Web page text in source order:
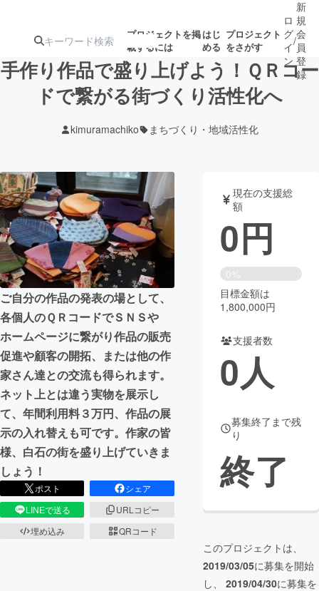
プロジェクトを掲
載するには
はじ
める
プロジェクト
をさがす
ターン
ジェクト
募集終了が近いプ
ロジェクト
されます
アート・写真 音楽
テクノロジー・ガジェット ゲーム・サ
映像・映画 書籍・雑誌
ビジネス・起業 チャレンジ
まちづくり・地域活性化
CAMPFIRE for Social Good
CAMPFIRE Creation
CAMPFIREふるさと納税machi-ya
ロ
グ
イ
ン
/
新
規
会
員
登
録
手作り作品で盛り上げよう！ＱＲコー
ドで繋がる街づくり活性化へ
kimuramachiko まちづくり・地域活性化
ご自分の作品の発表の場として、
各個人のＱＲコードでＳＮＳや
ホームページに繋がり作品の販売
促進や顧客の開拓、または他の作
家さん達との交流も得られます。
ネット上とは違う実物を展示し
て、年間利用料３万円、作品の展
示の入れ替えも可です。作家の皆
様、白石の街を盛り上げていきま
しょう！
ポスト
シェア
LINEで送る
URLコピー
埋め込み
QRコード
現在の支援総
額
0円
0%
目標金額は
1,800,000円
支援者数
0人
募集終了まで残
り
終了
このプロジェクトは、
2019/03/05に募集を開始
し、 2019/04/30に募集を